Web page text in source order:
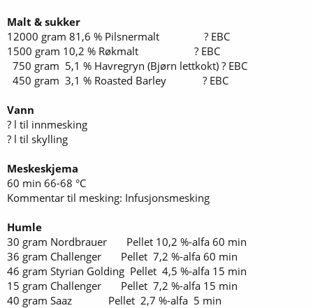
Malt & sukker
12000 gram 81,6 % Pilsnermalt ? EBC
1500 gram 10,2 % Røkmalt ? EBC
750 gram 5,1 % Havregryn (Bjørn lettkokt) ? EBC
450 gram 3,1 % Roasted Barley ? EBC
Vann
? l til innmesking
? l til skylling
Meskeskjema
60 min 66-68 °C
Kommentar til mesking: Infusjonsmesking
Humle
30 gram Nordbrauer Pellet 10,2 %-alfa 60 min
36 gram Challenger Pellet 7,2 %-alfa 60 min
46 gram Styrian Golding Pellet 4,5 %-alfa 15 min
15 gram Challenger Pellet 7,2 %-alfa 15 min
40 gram Saaz Pellet 2,7 %-alfa 5 min